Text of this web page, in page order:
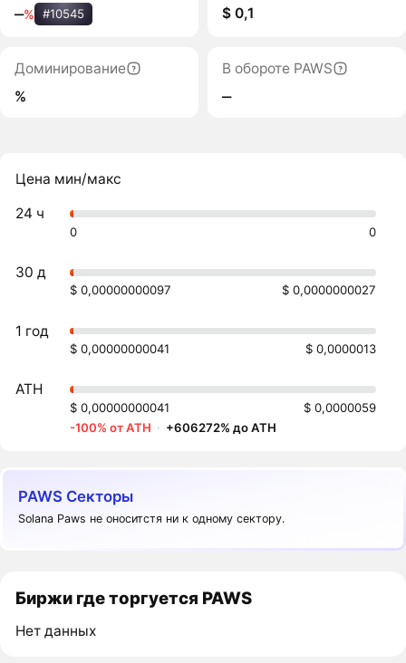
‒% #10545
$ 0,1
Доминирование
%
В обороте PAWS
‒
Цена мин/макс
24 ч
0 0
30 д
$ 0,00000000097 $ 0,0000000027
1 год
$ 0,00000000041 $ 0,0000013
ATH
$ 0,00000000041
$ 0,0000059
-100% от ATH · +606272% до ATH
PAWS Секторы
Solana Paws не оноситстя ни к одному сектору.
Биржи где торгуется PAWS
Нет данных